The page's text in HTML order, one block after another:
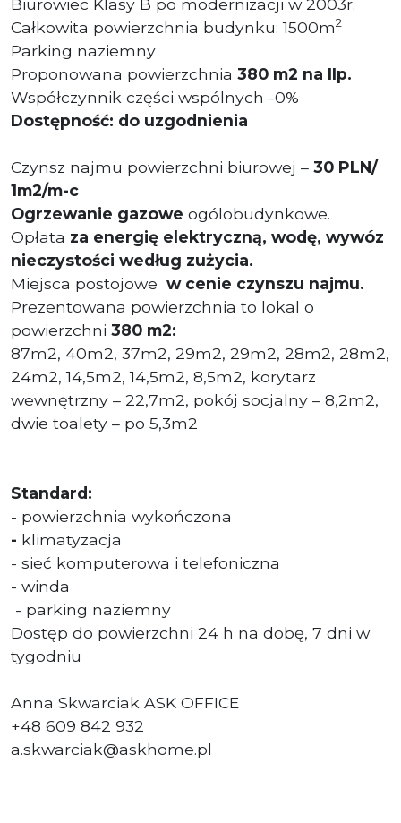
Biurowiec Klasy B po modernizacji w 2003r.
Całkowita powierzchnia budynku: 1500m2
Parking naziemny
Proponowana powierzchnia 380 m2 na IIp.
Współczynnik części wspólnych -0%
Dostępność: do uzgodnienia
Czynsz najmu powierzchni biurowej – 30 PLN/
1m2/m-c
Ogrzewanie gazowe ogólobudynkowe.
Opłata za energię elektryczną, wodę, wywóz
nieczystości według zużycia.
Miejsca postojowe w cenie czynszu najmu.
Prezentowana powierzchnia to lokal o
powierzchni 380 m2:
87m2, 40m2, 37m2, 29m2, 29m2, 28m2, 28m2,
24m2, 14,5m2, 14,5m2, 8,5m2, korytarz
wewnętrzny – 22,7m2, pokój socjalny – 8,2m2,
dwie toalety – po 5,3m2
Standard:
- powierzchnia wykończona
- klimatyzacja
- sieć komputerowa i telefoniczna
- winda
- parking naziemny
Dostęp do powierzchni 24 h na dobę, 7 dni w
tygodniu
Anna Skwarciak ASK OFFICE
+48 609 842 932
a.skwarciak@askhome.pl